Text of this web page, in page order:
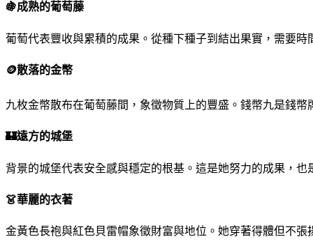
🍇成熟的葡萄藤
葡萄代表豐收與累積的成果。從種下種子到結出果實，需要
🪙散落的金幣
九枚金幣散布在葡萄藤間，象徵物質上的豐盛。錢幣九是錢
🏰遠方的城堡
背景的城堡代表安全感與穩定的根基。這是她努力的成果，
👗華麗的衣著
金黃色長袍與紅色貝雷帽象徵財富與地位。她穿著得體但不